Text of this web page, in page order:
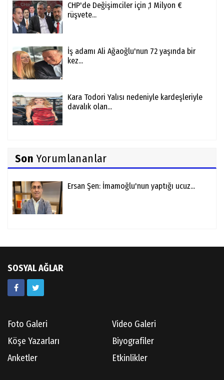
CHP'de Değişimciler için ,1 Milyon €
rüşvete...
İş adamı Ali Ağaoğlu'nun 72 yaşında bir
kez...
Kara Todori Yalısı nedeniyle kardeşleriyle
davalık olan...
Son Yorumlananlar
Ersan Şen: İmamoğlu'nun yaptığı ucuz...
SOSYAL AĞLAR
Foto Galeri
Video Galeri
Köşe Yazarları
Biyografiler
Anketler
Etkinlikler